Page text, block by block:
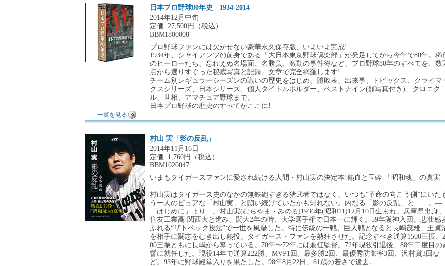
日本プロ野球80年史 1934-2014
2014年12月中旬
定価 27,500円（税込）
BBM1800008
プロ野球ファンには欠かせない豪華永久保存版、いよいよ完成!
1934年、ジャイアンツの前身である「大日本東京野球倶楽部」が発足してから今年で80年。稀
のヒーローたち、忘れえぬ名場面、名勝負、激動の事件簿など、プロ野球80年のすべてを、数
点から選りすぐった秘蔵写真と記録、文章で完全網羅します!
チーム別レギュラーシーズンの戦いの歴史をはじめ、勝敗表、出来事、トピックス、クライマ
クスシリーズ、日本シリーズ、個人タイトルホルダー、ベストナイン(顔写真付き)、クロニク
ル、世相、アマチュア野球まで。
日本プロ野球の歴史のすべてがここに!
一覧を見る
村山 実「影の反乱」
2014年11月16日
定価 1,760円（税込）
BBM1020047
いまもタイガースファンに愛され続ける人間・村山実の決定本!熱血と玉砕-「昭和魂」の真実
村山実はタイガース史のなかの無鉄砲すぎる猪武者ではなく、いつも“革命の向こう側”にいた
う一人のピュアな「村山実」と闘い続けていたかも知れない。内なる「影の反乱」と……。―
「はじめに」より―。村山実(むらやま・みのる)1936年(昭和11)12月10日生まれ。兵庫県出身。
住友工業高-関西大と進み、関大2年の時、大学選手権で日本一に輝く。59年阪神入団。悲壮感
ふれる“ザトペック投法”で一世を風靡した。特に伝統の一戦、巨人戦となると長嶋茂雄、王貞
を相手に闘志をむき出し熱投。タイガース・ファンを熱狂させた。記念すべき通算1500三振、
00三振ともに長嶋から奪っている。70年〜72年には兼任監督。72年現役引退後、88年二度目の
督に就任した。現役14年で通算222勝、MVP1回、最多勝2回、最優秀防御率3回、沢村賞3回な
ど。93年に野球殿堂入りを果たした。98年8月22日、61歳の若さで逝去。